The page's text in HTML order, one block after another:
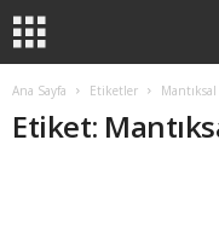
Ana Sayfa Etiketler
Etiket: